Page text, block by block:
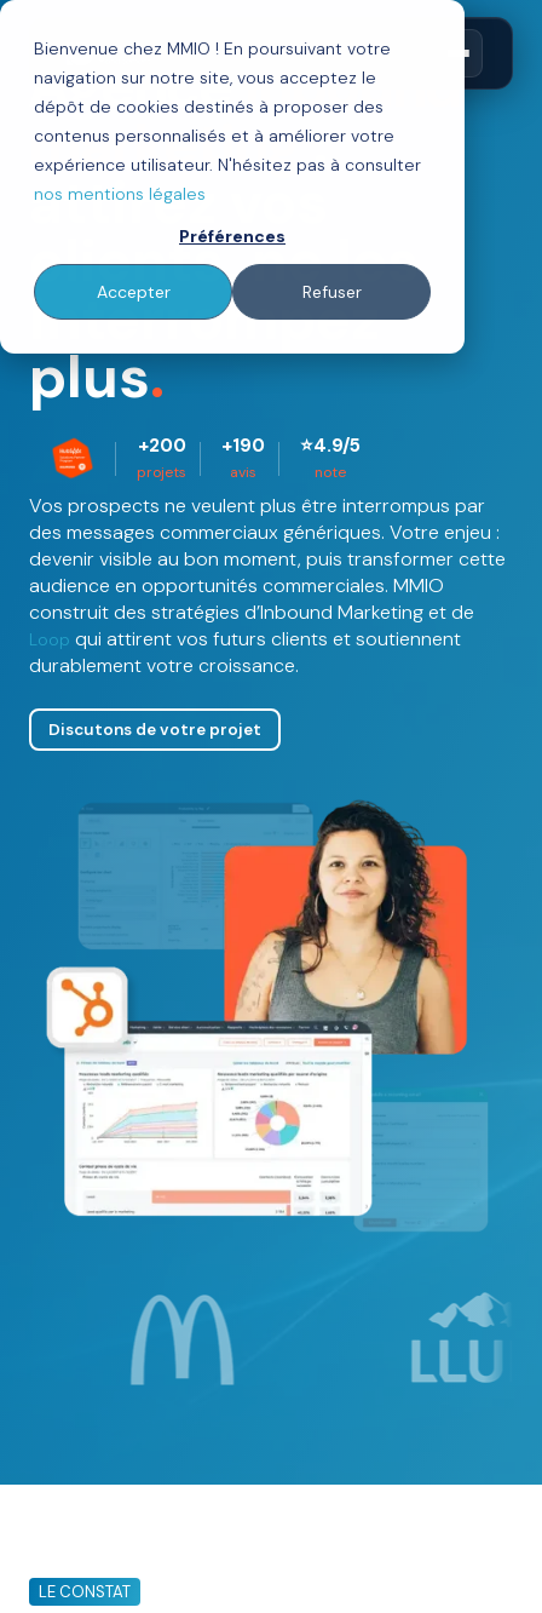
Bienvenue chez MMIO ! En poursuivant votre
navigation sur notre site, vous acceptez le
dépôt de cookies destinés à proposer des
contenus personnalisés et à améliorer votre
expérience utilisateur. N'hésitez pas à consulter
nos mentions légales
Préférences
Accepter Refuser
Agenceinbound
marketing:
attirez vos
clients, ne les
interrompez
plus.
+200
projets
+190
avis
⭐4.9/5
note
Vos prospects ne veulent plus être interrompus par
des messages commerciaux génériques. Votre enjeu :
devenir visible au bon moment, puis transformer cette
audience en opportunités commerciales. MMIO
construit des stratégies d’Inbound Marketing et de
Loop qui attirent vos futurs clients et soutiennent
durablement votre croissance.
Discutons de votre projet
LE CONSTAT